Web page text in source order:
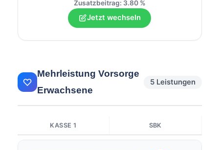
Zusatzbeitrag: 3.80 %
Jetzt wechseln
Mehrleistung Vorsorge
Erwachsene
5 Leistungen
KASSE 1 SBK